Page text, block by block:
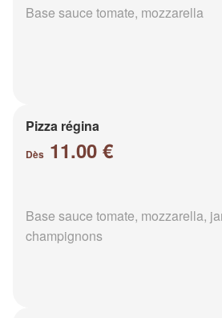
Base sauce tomate, mozzarella
Pizza régina
Dès 11.00 €
Base sauce tomate, mozzarella,
champignons